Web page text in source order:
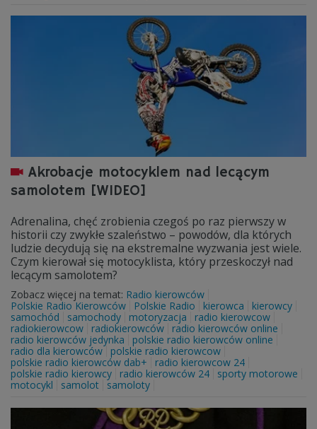
Akrobacje motocyklem nad lecącym
samolotem [WIDEO]
Adrenalina, chęć zrobienia czegoś po raz pierwszy w
historii czy zwykłe szaleństwo – powodów, dla których
ludzie decydują się na ekstremalne wyzwania jest wiele.
Czym kierował się motocyklista, który przeskoczył nad
lecącym samolotem?
Zobacz więcej na temat: Radio kierowców
Polskie Radio Kierowców
Polskie Radio kierowca
kierowcy
samochód
samochody motoryzacja
radio kierowcow
radiokierowcow
radiokierowców
radio kierowców online
radio kierowców jedynka
polskie radio kierowców online
radio dla kierowców
polskie radio kierowcow
polskie radio kierowców dab+
radio kierowcow 24
polskie radio kierowcy
radio kierowców 24
sporty motorowe
motocykl
samolot samoloty